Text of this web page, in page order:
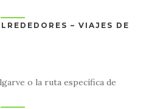
– VIAJES DE
o la ruta específica de